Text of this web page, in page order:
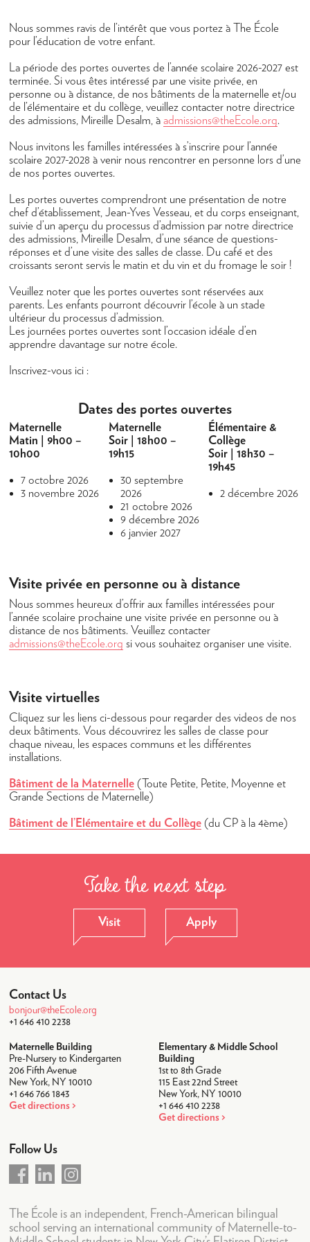
Comment procéder
Frais de scolarité
High School Placement
Aide financière
Foire aux questions
Programme Scolaire
Maternelle
Élémentaire
Collège
Réussite des élèves
Vie Scolaire
Activités périscolaires
Déjeuner
Transport
Les uniformes
Les camps
Camp d’été 2026
Communauté
Enseignants et Administration
Nouvelles & Calendrier
Nouvelles et courriers
Événements et Calendrier
LogIn
Nous sommes ravis de l’intérêt que vous portez à The École
pour l’éducation de votre enfant.
La période des portes ouvertes de l’année scolaire 2026-2027 est
terminée. Si vous êtes intéressé par une visite privée, en
personne ou à distance, de nos bâtiments de la maternelle et/ou
de l’élémentaire et du collège, veuillez contacter notre directrice
des admissions, Mireille Desalm, à admissions@theEcole.org.
Nous invitons les familles intéressées à s’inscrire pour l’année
scolaire 2027-2028 à venir nous rencontrer en personne lors d’une
de nos portes ouvertes.
Les portes ouvertes comprendront une présentation de notre
chef d’établissement, Jean-Yves Vesseau, et du corps enseignant,
suivie d’un aperçu du processus d’admission par notre directrice
des admissions, Mireille Desalm, d’une séance de questions-
réponses et d’une visite des salles de classe. Du café et des
croissants seront servis le matin et du vin et du fromage le soir !
Veuillez noter que les portes ouvertes sont réservées aux
parents. Les enfants pourront découvrir l’école à un stade
ultérieur du processus d’admission.
Les journées portes ouvertes sont l’occasion idéale d’en
apprendre davantage sur notre école.
Inscrivez-vous ici :
Dates des portes ouvertes
Maternelle
Matin | 9h00 –
10h00
7 octobre 2026
3 novembre 2026
Maternelle
Soir | 18h00 –
19h15
30 septembre
2026
21 octobre 2026
9 décembre 2026
6 janvier 2027
Élémentaire &
Collège
Soir | 18h30 –
19h45
2 décembre 2026
Visite privée en personne ou à distance
Nous sommes heureux d’offrir aux familles intéressées pour
l’année scolaire prochaine une visite privée en personne ou à
distance de nos bâtiments. Veuillez contacter
admissions@theEcole.org si vous souhaitez organiser une visite.
Visite virtuelles
Cliquez sur les liens ci-dessous pour regarder des videos de nos
deux bâtiments. Vous découvrirez les salles de classe pour
chaque niveau, les espaces communs et les différentes
installations.
Bâtiment de la Maternelle (Toute Petite, Petite, Moyenne et
Grande Sections de Maternelle)
Bâtiment de l’Elémentaire et du Collège (du CP à la 4ème)
Take the next step
Visit Apply
Contact Us
bonjour@theEcole.org
+1 646 410 2238
Maternelle Building
Pre-Nursery to Kindergarten
206 Fifth Avenue
New York, NY 10010
+1 646 766 1843
Get directions
Elementary & Middle School
Building
1st to 8th Grade
115 East 22nd Street
New York, NY 10010
+1 646 410 2238
Get directions
Follow Us
The École is an independent, French-American bilingual
school serving an international community of Maternelle-to-